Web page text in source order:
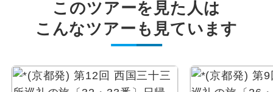
このツアーを見た人は
こんなツアーも見ています